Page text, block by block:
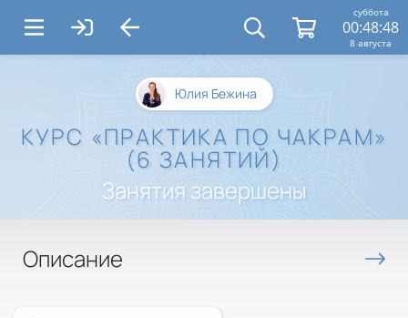
суббота
00:48:49
8 августа
Юлия Бежина
КУРС «ПРАКТИКА ПО ЧАКРАМ»
(6 ЗАНЯТИЙ)
Занятия завершены
Описание